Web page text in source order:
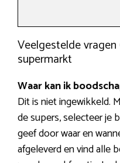
Veelgestelde
supermarkt
Waar kan ik
Dit is niet ingewikkeld.
de supers, selecteer je
geef door waar en
afgeleverd en vind alle